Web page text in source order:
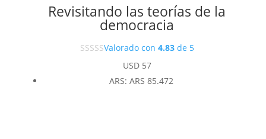
Revisitando las teorías de la
democracia
Valorado con 4.83de 5
USD57
ARS: ARS 85.472